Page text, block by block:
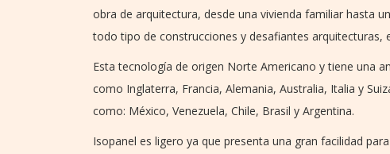
obra de arquitectura, desde una vivienda familiar hasta
todo tipo de construcciones y desafiantes arquitecturas,
Esta tecnología de origen Norte Americano y tiene una
como Inglaterra, Francia, Alemania, Australia, Italia y
como: México, Venezuela, Chile, Brasil y Argentina.
Isopanel es ligero ya que presenta una gran facilidad